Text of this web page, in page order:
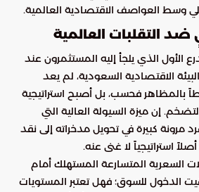
وسط العواصف الاقتصادية العالمية.
التقلبات العالمية
الأول الذي يلجأ إليه المستثمرون عند
الاقتصادية السعودية، لم يعد
بالمظاهر فحسب، بل أصبح استراتيجية
إن ميزة السيولة العالية التي
مرونة كبيرة في تحويل مدخراته إلى نقد
استراتيجياً لا غنى عنه.
السعرية المتسارعة المستهلك أمام
الدخول للسوق؛ فهل تعتبر المستويات